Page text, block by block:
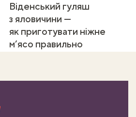
Віденський гуляш
з яловичини —
як приготувати ніжне
м’ясо правильно